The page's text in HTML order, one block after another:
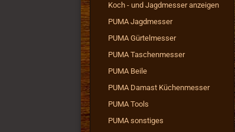
Koch - und Jagdmesser anzeigen
PUMA Jagdmesser
PUMA Gürtelmesser
PUMA Taschenmesser
PUMA Beile
PUMA Damast Küchenmesser
PUMA Tools
PUMA sonstiges